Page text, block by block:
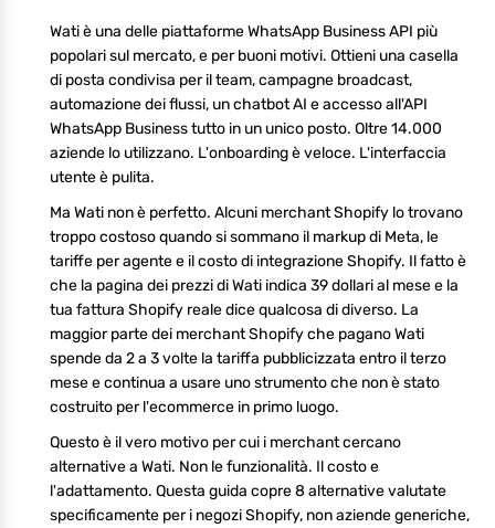
Wati è una delle piattaforme WhatsApp Business API più
popolari sul mercato, e per buoni motivi. Ottieni una casella
di posta condivisa per il team, campagne broadcast,
automazione dei flussi, un chatbot AI e accesso all'API
WhatsApp Business tutto in un unico posto. Oltre 14.000
aziende lo utilizzano. L'onboarding è veloce. L'interfaccia
utente è pulita.
Ma Wati non è perfetto. Alcuni merchant Shopify lo trovano
troppo costoso quando si sommano il markup di Meta, le
tariffe per agente e il costo di integrazione Shopify. Il fatto è
che la pagina dei prezzi di Wati indica 39 dollari al mese e la
tua fattura Shopify reale dice qualcosa di diverso. La
maggior parte dei merchant Shopify che pagano Wati
spende da 2 a 3 volte la tariffa pubblicizzata entro il terzo
mese e continua a usare uno strumento che non è stato
costruito per l'ecommerce in primo luogo.
Questo è il vero motivo per cui i merchant cercano
alternative a Wati. Non le funzionalità. Il costo e
l'adattamento. Questa guida copre 8 alternative valutate
specificamente per i negozi Shopify, non aziende generiche,